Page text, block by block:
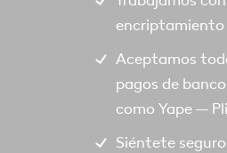
encriptamiento
Aceptamos
pagos de
como Yape –
Siéntete